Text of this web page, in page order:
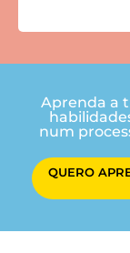
Aprenda a
num
QUERO